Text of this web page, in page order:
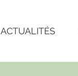
ACTUALITÉS